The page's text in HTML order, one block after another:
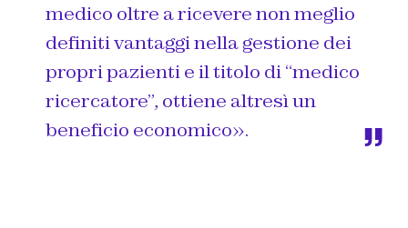
medico oltre a ricevere non meglio
definiti vantaggi nella gestione dei
propri pazienti e il titolo di “medico
ricercatore”, ottiene altresì un
beneficio economico».